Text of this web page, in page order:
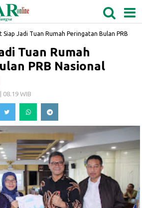
BIDANGRO
Siap Jadi Tuan Rumah Peringatan Bulan PRB
Tuan Rumah
PRB Nasional
08.19 WIB